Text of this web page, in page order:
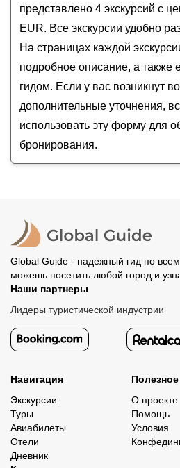
леса
Хайкинг в горах Коста-
представлено 4 экскурсий с
EUR. Все экскурсии удобно
На страницах каждой
подробное описание, а также
гидом. Если у вас возникнут
дополнительные уточнения,
использовать эту форму для
бронирования.
Global Guide - надежный гид по
можешь посетить любой город и
Наши партнеры
Лидеры туристической индустрии
Навигация
Экскурсии
Туры
Авиабилеты
Отели
Дневник
Полезное
О проекте
Помощь
Условия